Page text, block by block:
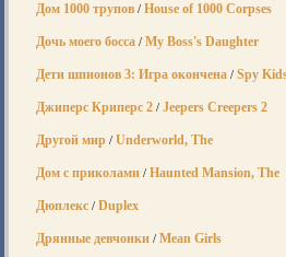
Дом 1000 трупов / House of 1000 Corpses
Дочь моего босса / My Boss's Daughter
Дети шпионов 3: Игра окончена / Spy
Джиперс Криперс 2 / Jeepers Creepers 2
Другой мир / Underworld, The
Дом с приколами / Haunted Mansion, The
Дюплекс / Duplex
Дрянные девчонки / Mean Girls